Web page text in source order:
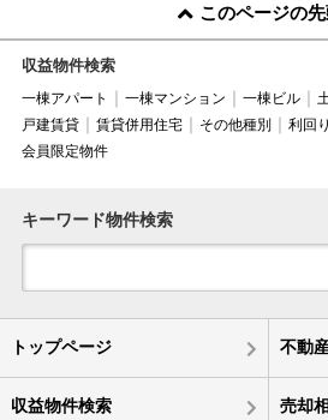
このページの
収益物件検索
一棟アパート 一棟マンション 一棟ビル
戸建賃貸
賃貸併用住宅 その他種別 利回
会員限定物件
キーワード物件検索
トップページ 不動
収益物件検索 売却